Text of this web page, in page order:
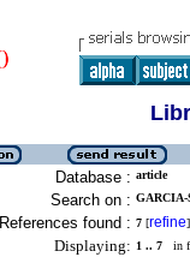
Database : article
Search on :
References found : 7 [refine]
Displaying: 1 .. 7 in